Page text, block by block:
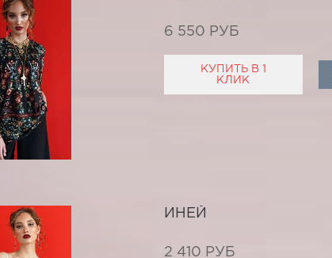
6 550 РУБ
КУПИТЬ В 1
КЛИК
ИНЕЙ
2 410 РУБ